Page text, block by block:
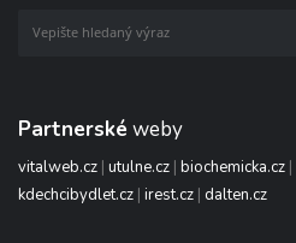
Partnerské weby
vitalweb.cz | utulne.cz | biochemicka.cz |
kdechcibydlet.cz | irest.cz | dalten.cz